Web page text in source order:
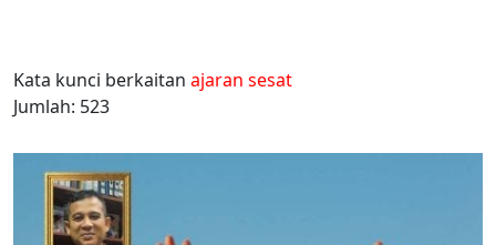
Kata kunci berkaitan ajaran sesat
Jumlah: 523